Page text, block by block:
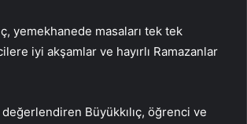
yemekhanede masaları tek tek
iyi akşamlar ve hayırlı Ramazanlar
değerlendiren Büyükkılıç, öğrenci ve